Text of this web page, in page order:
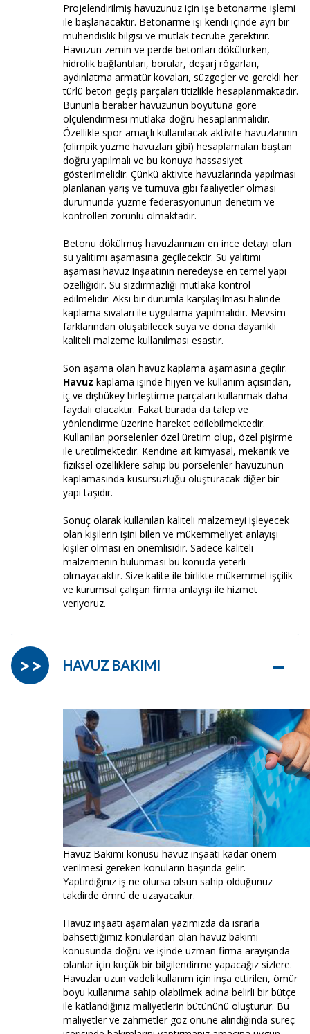
Projelendirilmiş havuzunuz için işe betonarme işlemi
ile başlanacaktır. Betonarme işi kendi içinde ayrı bir
mühendislik bilgisi ve mutlak tecrübe gerektirir.
Havuzun zemin ve perde betonları dökülürken,
hidrolik bağlantıları, borular, deşarj rögarları,
aydınlatma armatür kovaları, süzgeçler ve gerekli her
türlü beton geçiş parçaları titizlikle hesaplanmaktadır.
Bununla beraber havuzunun boyutuna göre
ölçülendirmesi mutlaka doğru hesaplanmalıdır.
Özellikle spor amaçlı kullanılacak aktivite havuzlarının
(olimpik yüzme havuzları gibi) hesaplamaları baştan
doğru yapılmalı ve bu konuya hassasiyet
gösterilmelidir. Çünkü aktivite havuzlarında yapılması
planlanan yarış ve turnuva gibi faaliyetler olması
durumunda yüzme federasyonunun denetim ve
kontrolleri zorunlu olmaktadır.
Betonu dökülmüş havuzlarınızın en ince detayı olan
su yalıtımı aşamasına geçilecektir. Su yalıtımı
aşaması havuz inşaatının neredeyse en temel yapı
özelliğidir. Su sızdırmazlığı mutlaka kontrol
edilmelidir. Aksi bir durumla karşılaşılması halinde
kaplama sıvaları ile uygulama yapılmalıdır. Mevsim
farklarından oluşabilecek suya ve dona dayanıklı
kaliteli malzeme kullanılması esastır.
Son aşama olan havuz kaplama aşamasına geçilir.
Havuz kaplama işinde hijyen ve kullanım açısından,
iç ve dışbükey birleştirme parçaları kullanmak daha
faydalı olacaktır. Fakat burada da talep ve
yönlendirme üzerine hareket edilebilmektedir.
Kullanılan porselenler özel üretim olup, özel pişirme
ile üretilmektedir. Kendine ait kimyasal, mekanik ve
fiziksel özelliklere sahip bu porselenler havuzunun
kaplamasında kusursuzluğu oluşturacak diğer bir
yapı taşıdır.
Sonuç olarak kullanılan kaliteli malzemeyi işleyecek
olan kişilerin işini bilen ve mükemmeliyet anlayışı
kişiler olması en önemlisidir. Sadece kaliteli
malzemenin bulunması bu konuda yeterli
olmayacaktır. Size kalite ile birlikte mükemmel işçilik
ve kurumsal çalışan firma anlayışı ile hizmet
veriyoruz.
HAVUZ BAKIMI –
>>
Havuz Bakımı konusu havuz inşaatı kadar önem
verilmesi gereken konuların başında gelir.
Yaptırdığınız iş ne olursa olsun sahip olduğunuz
takdirde ömrü de uzayacaktır.
Havuz inşaatı aşamaları yazımızda da ısrarla
bahsettiğimiz konulardan olan havuz bakımı
konusunda doğru ve işinde uzman firma arayışında
olanlar için küçük bir bilgilendirme yapacağız sizlere.
Havuzlar uzun vadeli kullanım için inşa ettirilen, ömür
boyu kullanıma sahip olabilmek adına belirli bir bütçe
ile katlandığınız maliyetlerin bütününü oluşturur. Bu
maliyetler ve zahmetler göz önüne alındığında süreç